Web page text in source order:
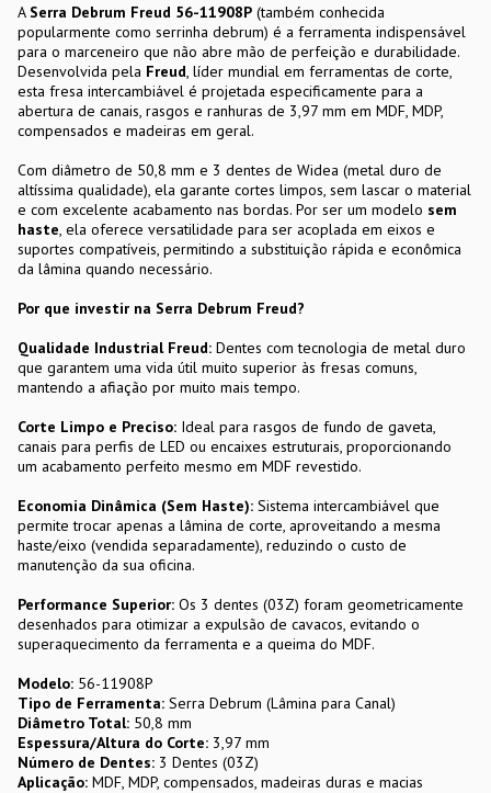
A Serra Debrum Freud 56-11908P (também conhecida
popularmente como serrinha debrum) é a ferramenta indispensável
para o marceneiro que não abre mão de perfeição e durabilidade.
Desenvolvida pela Freud, líder mundial em ferramentas de corte,
esta fresa intercambiável é projetada especificamente para a
abertura de canais, rasgos e ranhuras de 3,97 mm em MDF, MDP,
compensados e madeiras em geral.
Com diâmetro de 50,8 mm e 3 dentes de Widea (metal duro de
altíssima qualidade), ela garante cortes limpos, sem lascar o material
e com excelente acabamento nas bordas. Por ser um modelo sem
haste, ela oferece versatilidade para ser acoplada em eixos e
suportes compatíveis, permitindo a substituição rápida e econômica
da lâmina quando necessário.
Por que investir na Serra Debrum Freud?
Qualidade Industrial Freud: Dentes com tecnologia de metal duro
que garantem uma vida útil muito superior às fresas comuns,
mantendo a afiação por muito mais tempo.
Corte Limpo e Preciso: Ideal para rasgos de fundo de gaveta,
canais para perfis de LED ou encaixes estruturais, proporcionando
um acabamento perfeito mesmo em MDF revestido.
Economia Dinâmica (Sem Haste): Sistema intercambiável que
permite trocar apenas a lâmina de corte, aproveitando a mesma
haste/eixo (vendida separadamente), reduzindo o custo de
manutenção da sua oficina.
Performance Superior: Os 3 dentes (03Z) foram geometricamente
desenhados para otimizar a expulsão de cavacos, evitando o
superaquecimento da ferramenta e a queima do MDF.
Modelo: 56-11908P
Tipo de Ferramenta: Serra Debrum (Lâmina para Canal)
Diâmetro Total: 50,8 mm
Espessura/Altura do Corte: 3,97 mm
Número de Dentes: 3 Dentes (03Z)
Aplicação: MDF, MDP, compensados, madeiras duras e macias